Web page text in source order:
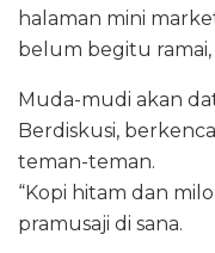
halaman mini
belum begitu ramai,
Muda-mudi akan
Berdiskusi,
teman-teman.
“Kopi hitam dan
pramusaji di sana.